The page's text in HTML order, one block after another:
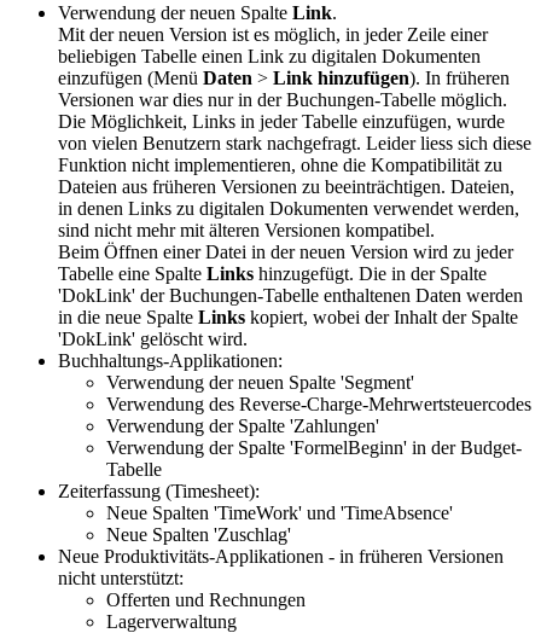
Verwendung der neuen Spalte Link.
Mit der neuen Version ist es möglich, in jeder Zeile einer
beliebigen Tabelle einen Link zu digitalen Dokumenten
einzufügen (Menü Daten > Link hinzufügen). In früheren
Versionen war dies nur in der Buchungen-Tabelle möglich.
Die Möglichkeit, Links in jederTabelle einzufügen, wurde
von vielen Benutzern stark nachgefragt. Leider liess sich diese
Funktion nicht implementieren, ohne die Kompatibilität zu
Dateien aus früheren Versionen zu beeinträchtigen. Dateien,
in denen Links zu digitalen Dokumenten verwendet werden,
sind nicht mehr mit älteren Versionen kompatibel.
Beim Öffnen einer Datei in der neuen Version wird zu jeder
Tabelle eine Spalte Links hinzugefügt. Die in der Spalte
'DokLink' der Buchungen-Tabelle enthaltenen Daten werden
in die neue Spalte Links kopiert, wobei der Inhalt der Spalte
'DokLink' gelöscht wird.
Buchhaltungs-Applikationen:
Verwendung der neuen Spalte 'Segment'
Verwendung des Reverse-Charge-Mehrwertsteuercodes
Verwendung der Spalte 'Zahlungen'
Verwendung der Spalte 'FormelBeginn' in der Budget-
Tabelle
Zeiterfassung (Timesheet):
Neue Spalten 'TimeWork' und 'TimeAbsence'
Neue Spalten 'Zuschlag'
Neue Produktivitäts-Applikationen - in früheren Versionen
nicht unterstützt:
Offerten und Rechnungen
Lagerverwaltung